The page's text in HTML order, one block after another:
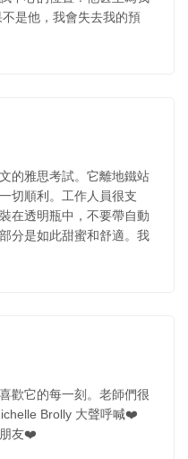
是他，我會失去我的預
的雅思考試。它離地鐵站
切順利。工作人員很支
在透明瓶中，不要帶自動
分是如此甜蜜和舒適。我
歡它的每一刻。老師們很
Brolly 大聲呼喊❤️
朋友❤️